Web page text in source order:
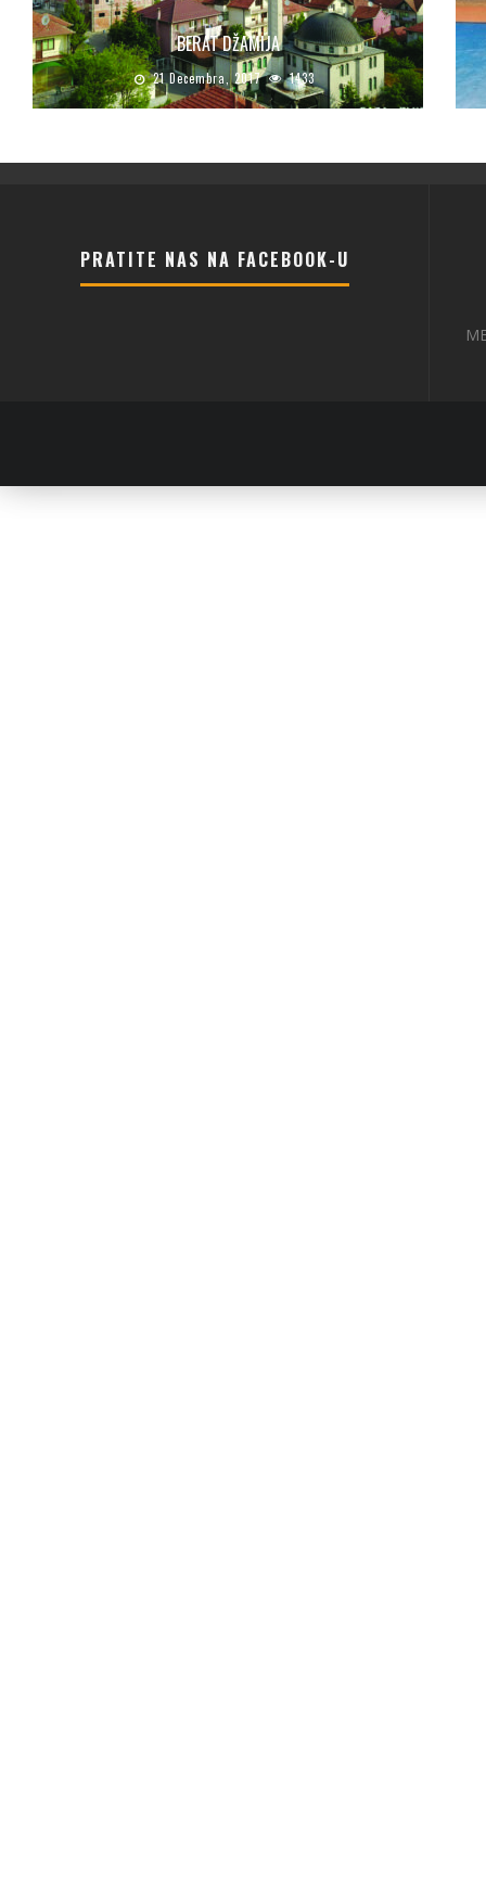
BERAT DŽAMIJA
21 Decembra, 2017 1433
PRATITE NAS NA FACEBOOK-U